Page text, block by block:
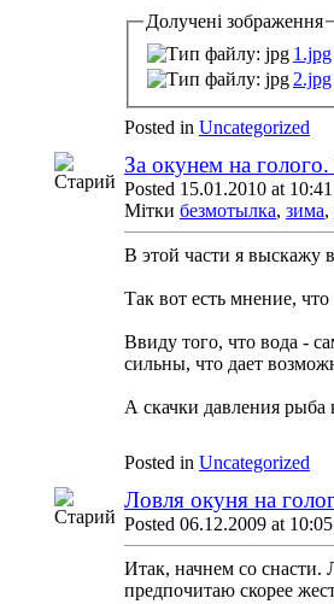
Долучені зображення
1.jpg
2.jpg
Posted in Uncategorized
За окунем на голого.
Posted 15.01.2010 at
Мітки безмотылка, зима,
В этой части я выскажу
Так вот есть мнение,
Ввиду того, что вода -
сильны, что дает
А скачки давления рыба
Posted in Uncategorized
Ловля окуня на
Posted 06.12.2009 at
Итак, начнем со снасти.
предпочитаю скорее